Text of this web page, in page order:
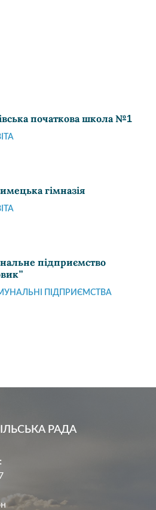
початкова школа №1
гімназія
підприємство
ПІДПРИЄМСТВА
РАДА